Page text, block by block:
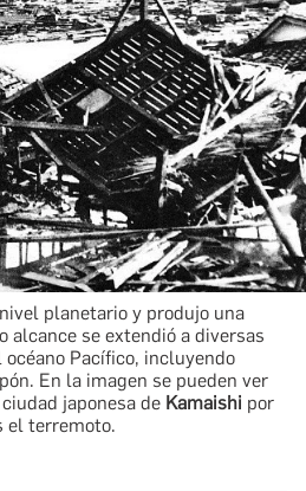
planetario y produjo una
alcance se extendió a diversas
Pacífico, incluyendo
En la imagen se pueden ver
japonesa de Kamaishi por
el terremoto.